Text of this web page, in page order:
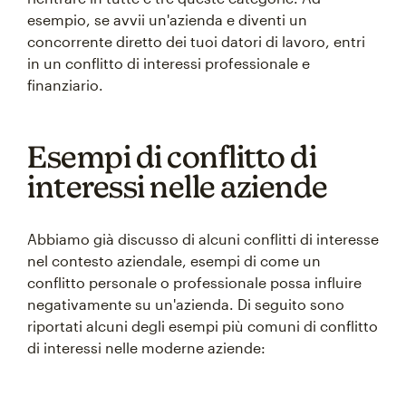
esempio, se avvii un'azienda e diventi un
concorrente diretto dei tuoi datori di lavoro, entri
in un conflitto di interessi professionale e
finanziario.
Esempi di conflitto di
interessi nelle aziende
Abbiamo già discusso di alcuni conflitti di interesse
nel contesto aziendale, esempi di come un
conflitto personale o professionale possa influire
negativamente su un'azienda. Di seguito sono
riportati alcuni degli esempi più comuni di conflitto
di interessi nelle moderne aziende: